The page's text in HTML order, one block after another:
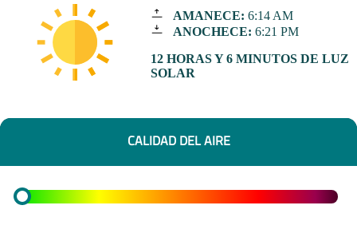
AMANECE: 6:14 AM
ANOCHECE: 6:21 PM
12 HORAS Y 6 MINUTOS DE LUZ
SOLAR
CALIDAD DEL AIRE